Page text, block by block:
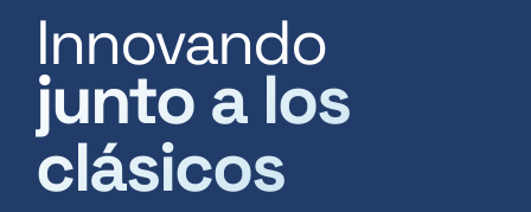
Innovando
junto a los
clásicos